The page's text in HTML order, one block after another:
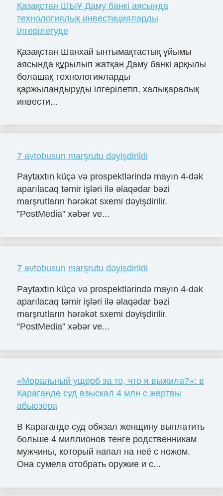
Қазақстан ШЫҰ Даму банкі аясында
технологиялық инвестицияларды
ілгерілетуде
Қазақстан Шанхай ынтымақтастық ұйымы
аясында құрылып жатқан Даму банкі арқылы
болашақ технологияларды
қаржыландыруды ілгерілетіп, халықаралық
инвести...
7 avtobusun marşrutu dəyişdirildi
Paytaxtın küçə və prospektlərində mayın 4-dək
aparılacaq təmir işləri ilə əlaqədar bəzi
marşrutların hərəkət sxemi dəyişdirilir.
”PostMedia” xəbər ve...
7 avtobusun marşrutu dəyişdirildi
Paytaxtın küçə və prospektlərində mayın 4-dək
aparılacaq təmir işləri ilə əlaqədar bəzi
marşrutların hərəkət sxemi dəyişdirilir.
”PostMedia” xəbər ve...
«Моральный ущерб за то, что я выжила?»: в
Караганде суд взыскал 4 млн с жертвы
абьюзера
В Караганде суд обязал женщину выплатить
больше 4 миллионов тенге родственникам
мужчины, который напал на неё с ножом.
Она сумела отобрать оружие и с...